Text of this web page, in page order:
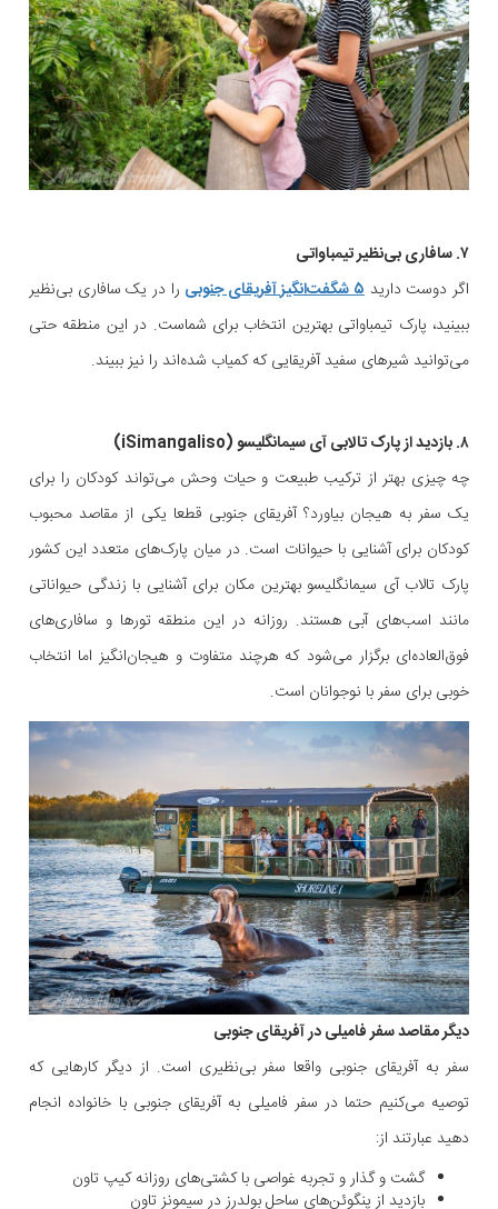
۷. سافاری بی‌نظیر تیمباواتی
اگر دوست دارید ۵ شگفت‌انگیز آفریقای جنوبی
را در یک سافاری بی‌نظیر
ببینید، پارک تیمباواتی بهترین انتخاب برای شماست. در این منطقه حتی
می‌توانید شیرهای سفید آفریقایی که کمیاب شده‌اند را نیز ببیند.
۸. بازدید از پارک تالابی آی سیمانگلیسو (iSimangaliso)
چه چیزی بهتر از ترکیب طبیعت و حیات وحش می‌تواند کودکان را برای
یک سفر به هیجان بیاورد؟ آفریقای جنوبی قطعا یکی از مقاصد محبوب
کودکان برای آشنایی با حیوانات است. در میان پارک‌های متعدد این کشور
پارک تالاب آی سیمانگلیسو بهترین مکان برای آشنایی با زندگی حیواناتی
مانند اسب‌های آبی هستند. روزانه در این منطقه تورها و سافاری‌های
فوق‌العاده‌ای برگزار می‌شود که هرچند متفاوت و هیجان‌انگیز اما انتخاب
خوبی برای سفر با نوجوانان است.
دیگر مقاصد سفر فامیلی در آفریقای جنوبی
سفر به آفریقای جنوبی واقعا سفر بی‌نظیری است. از دیگر کارهایی که
توصیه می‌کنیم حتما در سفر فامیلی به آفریقای جنوبی با خانواده انجام
دهید عبارتند از:
گشت و گذار و تجربه غواصی با کشتی‌های روزانه کیپ تاون
بازدید از پنگوئن‌های ساحل بولدرز در سیمونز تاون